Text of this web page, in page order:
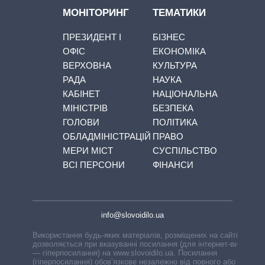
МОНІТОРИНГ
ПРЕЗИДЕНТ І
ОФІС
ВЕРХОВНА
РАДА
КАБІНЕТ
МІНІСТРІВ
ГОЛОВИ
ОБЛАДМІНІСТРАЦІЙ
МЕРИ МІСТ
ВСІ ПЕРСОНИ
ТЕМАТИКИ
БІЗНЕС
ЕКОНОМІКА
КУЛЬТУРА
НАУКА
НАЦІОНАЛЬНА
БЕЗПЕКА
ПОЛІТИКА
ПРАВО
СУСПІЛЬСТВО
ФІНАНСИ
info@slovoidilo.ua
Використання будь-яких матеріалів, розміщених на сайті,
дозволяється при вказуванні посилання (для інтернет-видань
— гіперпосилання) на www.slovoidilo.ua. Посилання
(гіперпосилання) обов’язкове незалежно від повного або